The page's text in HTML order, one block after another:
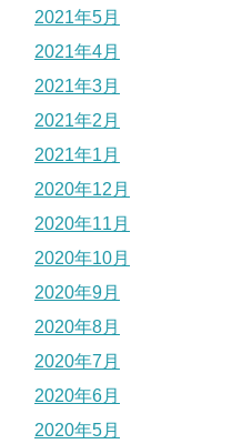
2021年5月
2021年4月
2021年3月
2021年2月
2021年1月
2020年12月
2020年11月
2020年10月
2020年9月
2020年8月
2020年7月
2020年6月
2020年5月